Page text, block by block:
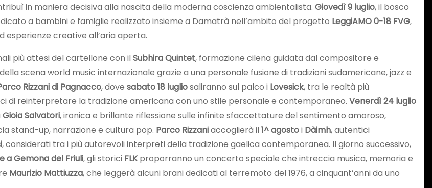
in maniera decisiva alla nascita della moderna coscienza ambientalista. Giovedì 9 luglio, il bosco
a bambini e famiglie realizzato insieme a Damatrà nell’ambito del progetto LeggiAMO 0-18 FVG,
esperienze creative all’aria aperta.
più attesi del cartellone con ilSubhira Quintet, formazione cilena guidata dal compositore e
scena world music internazionale grazie a una personale fusione di tradizioni sudamericane, jazz e
Rizzani di Pagnacco, dove sabato 18 lugliosaliranno sul palco i Lovesick, tra le realtà più
di reinterpretare la tradizione americana con uno stile personale e contemporaneo. Venerdì 24 luglio
Gioia Salvatori, ironica e brillante riflessione sulle infinite sfaccettature del sentimento amoroso,
stand-up, narrazione e cultura pop. Parco Rizzaniaccoglierà il1^ agostoi Dàimh, autentici
, considerati tra i più autorevoli interpreti della tradizione gaelica contemporanea. Il giorno successivo,
a Gemona del Friuli, gli storici FLKproporranno un concerto speciale che intreccia musica, memoria e
Maurizio Mattiuzza, che leggerà alcuni brani dedicati al terremoto del 1976, a cinquant’anni da uno